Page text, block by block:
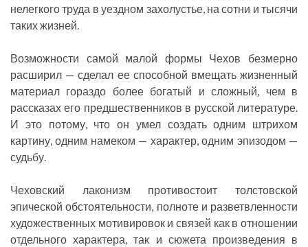
нелегкого труда в уездном захолустье, на сотни и тысячи
таких жизней.
Возможности самой малой формы Чехов безмерно
расширил — сделал ее способной вмещать жизненный
материал гораздо более богатый и сложный, чем в
рассказах его предшественников в русской литературе.
И это потому, что он умел создать одним штрихом
картину, одним намеком — характер, одним эпизодом —
судьбу.
Чеховский лаконизм противостоит толстовской
эпической обстоятельности, полноте и разветвленности
художественных мотивировок и связей как в отношении
отдельного характера, так и сюжета произведения в